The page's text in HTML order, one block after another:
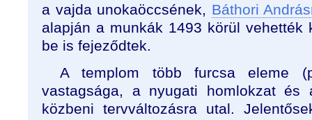
a vajda unokaöccsének, Báthori
alapján a munkák 1493 körül vehették
be is fejeződtek.
A templom több furcsa eleme
vastagsága, a nyugati homlokzat és
közbeni tervváltozásra utal.